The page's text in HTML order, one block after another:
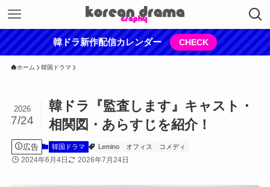
韓ドラ新作配信カレンダー CHECK
ホーム 韓国ドラマ
韓ドラ『監査します』キャスト・
相関図・あらすじを紹介！
2026
7/24
広告 韓国ドラマ Lemino オフィス コメディ
2024年6月4日 2026年7月24日